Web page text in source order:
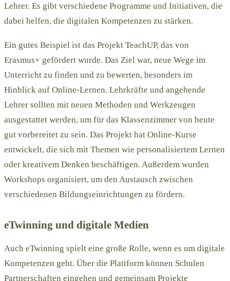
Lehrer. Es gibt verschiedene Programme und Initiativen, die
dabei helfen, die digitalen Kompetenzen zu stärken.
Ein gutes Beispiel ist das Projekt TeachUP, das von
Erasmus+ gefördert wurde. Das Ziel war, neue Wege im
Unterricht zu finden und zu bewerten, besonders im
Hinblick auf Online-Lernen. Lehrkräfte und angehende
Lehrer sollten mit neuen Methoden und Werkzeugen
ausgestattet werden, um für das Klassenzimmer von heute
gut vorbereitet zu sein. Das Projekt hat Online-Kurse
entwickelt, die sich mit Themen wie personalisiertem Lernen
oder kreativem Denken beschäftigen. Außerdem wurden
Workshops organisiert, um den Austausch zwischen
verschiedenen Bildungseinrichtungen zu fördern.
eTwinning und digitale Medien
Auch eTwinning spielt eine große Rolle, wenn es um digitale
Kompetenzen geht. Über die Plattform können Schulen
Partnerschaften eingehen und gemeinsam Projekte